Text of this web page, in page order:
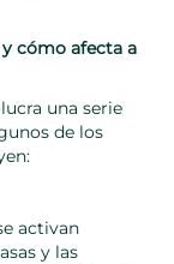
cómo afecta a
una serie
de los
activan
y las